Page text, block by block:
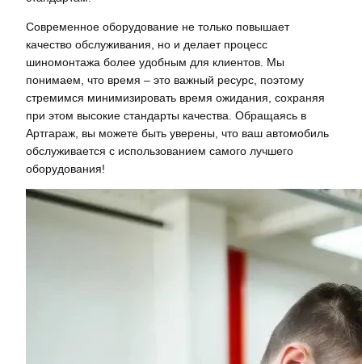
Современное оборудование не только повышает
качество обслуживания, но и делает процесс
шиномонтажа более удобным для клиентов. Мы
понимаем, что время – это важный ресурс, поэтому
стремимся минимизировать время ожидания, сохраняя
при этом высокие стандарты качества. Обращаясь в
Артгараж, вы можете быть уверены, что ваш автомобиль
обслуживается с использованием самого лучшего
оборудования!